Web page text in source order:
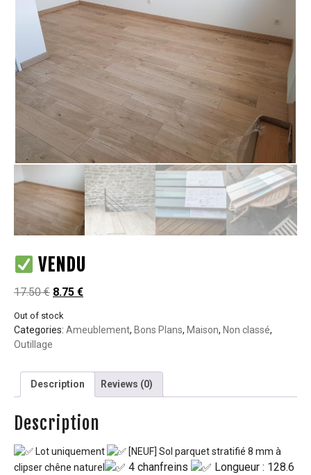
VENDU
17.50€ 8.75 €
Out of stock
Categories: Ameublement, Bons Plans, Maison, Non classé,
Outillage
Description Reviews (0)
Description
Lot uniquement
[NEUF] Sol parquet stratifié 8 mm à
clipser chêne naturel
4 chanfreins
Longueur : 128.6